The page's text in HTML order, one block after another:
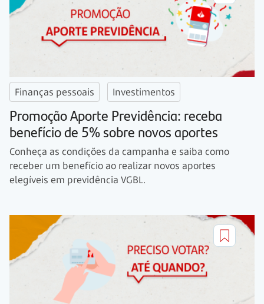
Finanças pessoais Investimentos
Promoção Aporte Previdência: receba
benefício de 5% sobre novos aportes
Conheça as condições da campanha e saiba como
receber um benefício ao realizar novos aportes
elegíveis em previdência VGBL.